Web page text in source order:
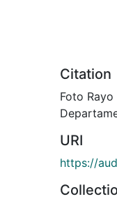
Citation
Foto
URI
https://